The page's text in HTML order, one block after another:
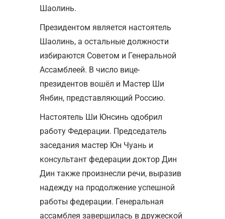
Шаолинь.
Президентом является настоятель
Шаолинь, а остальные должности
избираются Советом и Генеральной
Ассамблеей. В число вице-
президентов вошёл и Мастер Ши
Янбин, представляющий Россию.
Настоятель Ши Юнсинь одобрил
работу Федерации. Председатель
заседания мастер Юн Чуань и
консультант федерации доктор Дин
Дин также произнесли речи, выразив
надежду на продолжение успешной
работы федерации. Генеральная
ассамблея завершилась в дружеской